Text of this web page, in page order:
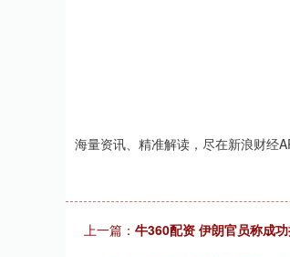
海量资讯、精准解读，尽在新浪财经
上一篇： 牛360配资 伊朗官员称成